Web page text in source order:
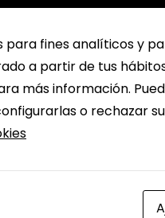
para fines analíticos y
a partir de tus
más información.
o rechazar